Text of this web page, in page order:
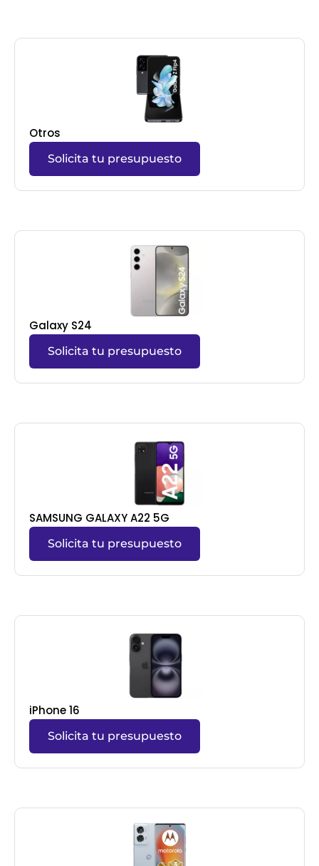
Otros
Solicita tu presupuesto
Galaxy S24
Solicita tu presupuesto
SAMSUNG GALAXY A22 5G
Solicita tu presupuesto
iPhone 16
Solicita tu presupuesto